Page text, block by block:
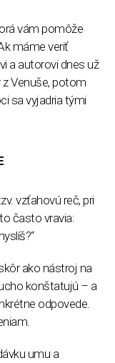
vám pomôže
máme veriť
a autorovi dnes už
z Venuše, potom
sa vyjadria tými
vzťahovú reč, pri
často vravia:
ako nástroj na
konštatujú – a
odpovede.
umu a